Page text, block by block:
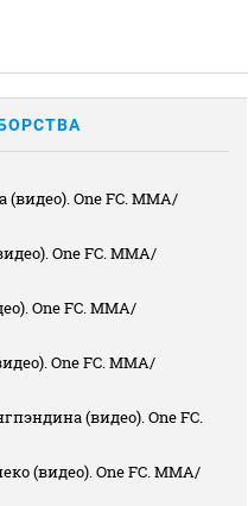
One FC. MMA/
One FC. MMA/
One FC. MMA/
One FC. MMA/
(видео). One FC.
(видео). One FC. MMA/